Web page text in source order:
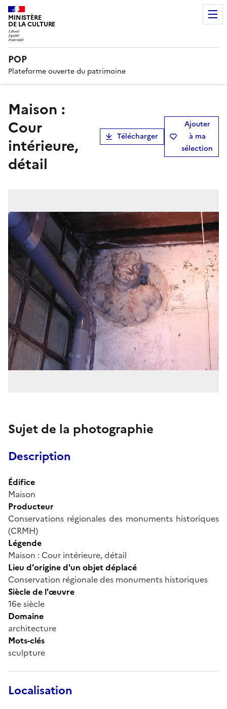
MINISTÈRE
DE LA CULTURE
POP
Plateforme ouverte du patrimoine
Maison :
Cour
intérieure,
détail
Télécharger
Ajouter
à ma
sélection
Sujet de la photographie
Description
Édifice
Maison
Producteur
Conservations régionales des monuments historiques
(CRMH)
Légende
Maison : Cour intérieure, détail
Lieu d'origine d'un objet déplacé
Conservation régionale des monuments historiques
Siècle de l'œuvre
16e siècle
Domaine
architecture
Mots-clés
sculpture
Localisation